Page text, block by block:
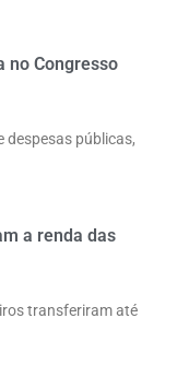
no Congresso
despesas públicas,
a renda das
transferiram até